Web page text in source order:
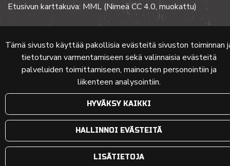
Tämä sivusto käyttää pakollisia evästeitä sivuston toiminnan
tietoturvan varmentamiseen sekä valinnaisia evästeitä
palveluiden toimittamiseen, mainosten personointiin ja
liikenteen analysointiin.
HYVÄKSY KAIKKI
HALLINNOI EVÄSTEITÄ
LISÄTIETOJA
Etusivun karttakuva: MML (Nimeä CC 4.0, muokattu)
© 2024 PKMT | VerkkosivuatFlow Oy